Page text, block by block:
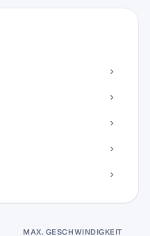
MAX. GESCHWINDIGKEIT